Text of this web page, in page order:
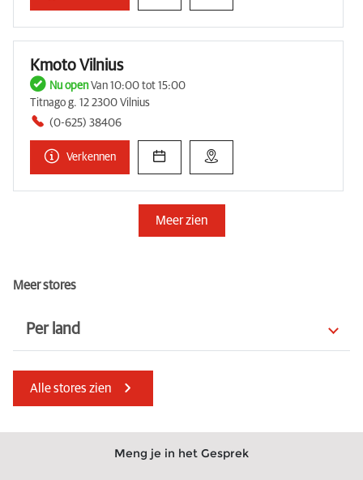
Kmoto Vilnius
Nu openVan 10:00 tot 15:00
Titnago g. 12 2300 Vilnius
(0-625) 38406
Verkennen
Meer zien
Meer stores
Per land
Hongarije
Noorwegen
Alle stores zien
Meng je in het Gesprek